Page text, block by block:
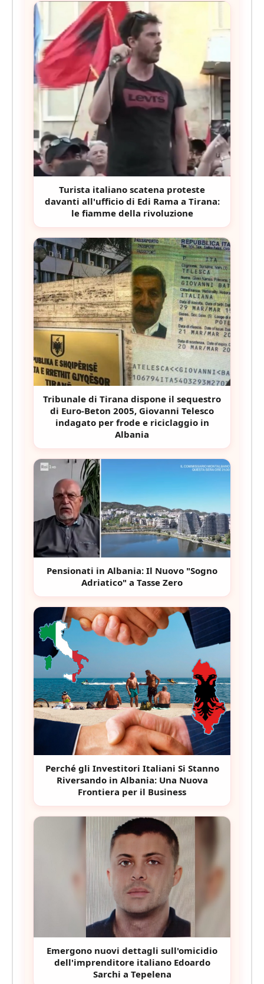
Turista italiano scatena proteste
davanti all'ufficio di Edi Rama a Tirana:
le fiamme della rivoluzione
Tribunale di Tirana dispone il sequestro
di Euro-Beton 2005, Giovanni Telesco
indagato per frode e riciclaggio in
Albania
Pensionati in Albania: Il Nuovo "Sogno
Adriatico" a Tasse Zero
Perché gli Investitori Italiani Si Stanno
Riversando in Albania: Una Nuova
Frontiera per il Business
Emergono nuovi dettagli sull'omicidio
dell'imprenditore italiano Edoardo
Sarchi a Tepelena